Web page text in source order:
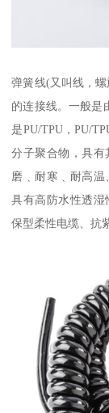
弹簧线(又叫线，
的连接线。一般是
是PU/TPU，PU/
分子聚合物，具
磨﹑耐寒﹑耐高
具有高防水性透
保型柔性电缆、抗